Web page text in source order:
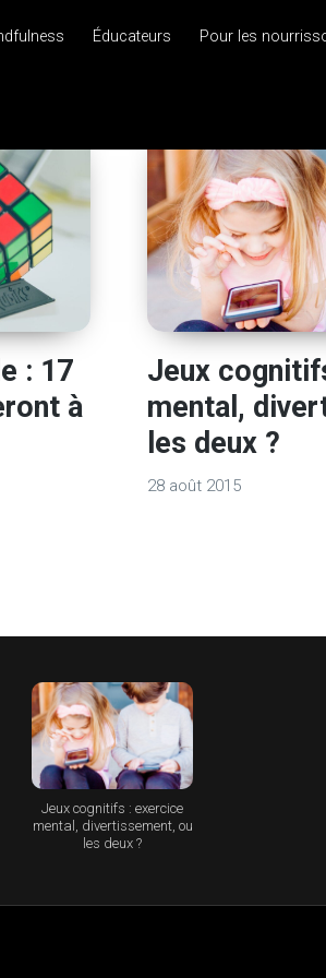
Éducateurs Pour les
: 17
à
Jeux
mental,
les deux ?
28 août 2015
Jeux cognitifs : exercice
mental, divertissement, ou
les deux ?